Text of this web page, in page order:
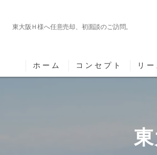
東大阪Ｈ様へ任意売却、初面談のご訪問。
ホーム コンセプト
大阪のリースバック･
リ